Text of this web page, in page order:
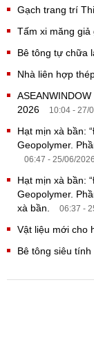
Gạch trang trí
Tấm xi măng
Bê tông tự chữa
Nhà liên hợp
2026
10:04 - 27/
Hạt mịn xà bần:
Geopolymer.
06:47 - 25/06/2026
Hạt mịn xà bần:
Geopolymer.
xà bần.
06:37 -
Vật liệu mới cho
Bê tông siêu